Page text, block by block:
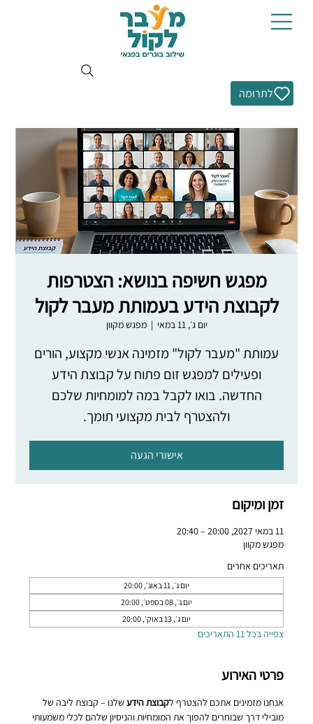
לתרומה
מפגש חשיפה בנושא: הצטרפות
לקבוצת הידע בעמותת מעבר לקול
יום ג׳, 11 במאי
  |
מפגש מקוון
עמותת "מעבר לקול" מזמינה אנשי מקצוע, הורים
ופעילים למפגש זום פתוח על קבוצת הידע
החדשה. בואו לקבל במה למומחיות שלכם
ולהצטרף לבית מקצועי תומך.
אישורי הגעה
זמן ומיקום
11 במאי 2027, 20:00 – 20:40
מפגש מקוון
תאריכים אחרים
יום ג׳, 11 באוג׳, 20:00
יום ג׳, 08 בספט׳, 20:00
יום ג׳, 13 באוק׳, 20:00
צפייה בכל 11 התאריכים
פרטי האירוע
אנחנו מזמינים אתכם להצטרף לקבוצת הידע שלנו – קבוצת ליבה של
מובילי דרך שבוחרים להפוך את המומחיות והניסיון שלהם לכלי משמעותי